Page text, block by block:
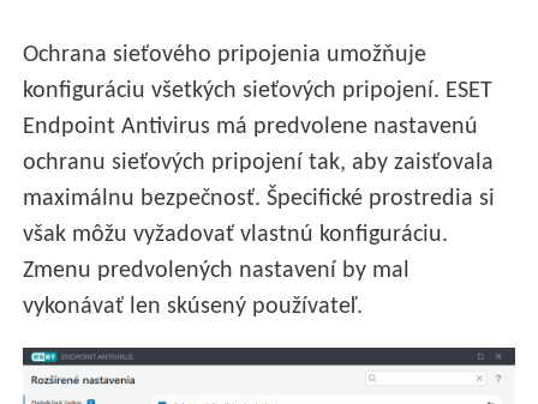
Ochrana sieťového pripojenia umožňuje
konfiguráciu všetkých sieťových pripojení. ESET
Endpoint Antivirus má predvolene nastavenú
ochranu sieťových pripojení tak, aby zaisťovala
maximálnu bezpečnosť. Špecifické prostredia si
však môžu vyžadovať vlastnú konfiguráciu.
Zmenu predvolených nastavení by mal
vykonávať len skúsený používateľ.